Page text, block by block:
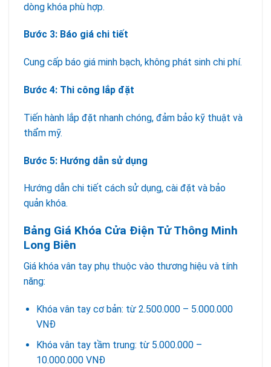
dòng khóa phù hợp.
Bước 3: Báo giá chi tiết
Cung cấp báo giá minh bạch, không phát sinh chi phí.
Bước 4: Thi công lắp đặt
Tiến hành lắp đặt nhanh chóng, đảm bảo kỹ thuật và
thẩm mỹ.
Bước 5: Hướng dẫn sử dụng
Hướng dẫn chi tiết cách sử dụng, cài đặt và bảo
quản khóa.
Bảng Giá Khóa Cửa Điện Tử Thông Minh
Long Biên
Giá khóa vân tay phụ thuộc vào thương hiệu và tính
năng:
Khóa vân tay cơ bản: từ 2.500.000 – 5.000.000
VNĐ
Khóa vân tay tầm trung: từ 5.000.000 –
10.000.000 VNĐ